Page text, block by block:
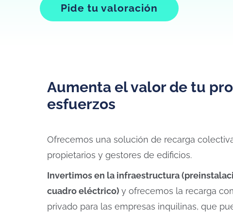
Pide tu valoración
Aumenta el valor de tu
esfuerzos
Ofrecemos una solución de recarga
propietarios y gestores de edificios.
Invertimos en la infraestructura
cuadro eléctrico) y ofrecemos la recarga
privado para las empresas inquilinas, que